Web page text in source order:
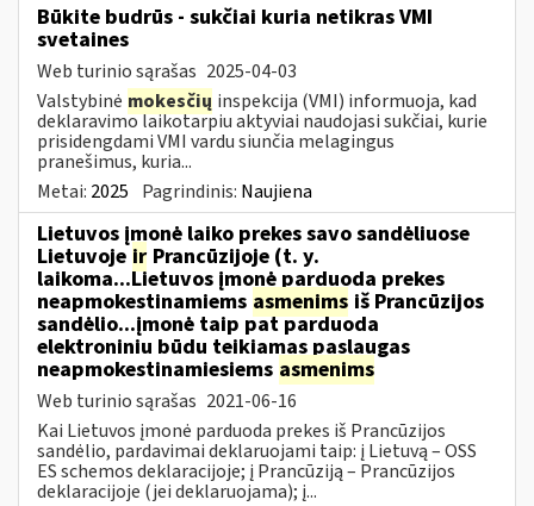
Būkite budrūs - sukčiai kuria netikras VMI
svetaines
Web turinio sąrašas 2025-04-03
Valstybinė mokesčių inspekcija (VMI) informuoja, kad
deklaravimo laikotarpiu aktyviai naudojasi sukčiai, kurie
prisidengdami VMI vardu siunčia melagingus
pranešimus, kuria...
Metai: 2025 Pagrindinis: Naujiena
Lietuvos įmonė laiko prekes savo sandėliuose
Lietuvoje ir Prancūzijoje (t. y.
laikoma...Lietuvos įmonė parduoda prekes
neapmokestinamiems asmenims iš Prancūzijos
sandėlio...įmonė taip pat parduoda
elektroniniu būdu teikiamas paslaugas
neapmokestinamiesiems asmenims
Web turinio sąrašas 2021-06-16
Kai Lietuvos įmonė parduoda prekes iš Prancūzijos
sandėlio, pardavimai deklaruojami taip: į Lietuvą – OSS
ES schemos deklaracijoje; į Prancūziją – Prancūzijos
deklaracijoje (jei deklaruojama); į...